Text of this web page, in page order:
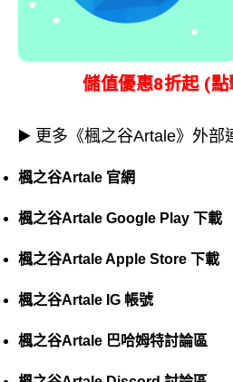
儲值優惠8折起 (
▶️ 更多《楓之谷Artale》外部
楓之谷Artale 官網
楓之谷Artale Google Play 下載
楓之谷Artale Apple Store 下載
楓之谷Artale IG 帳號
楓之谷Artale 巴哈姆特討論區